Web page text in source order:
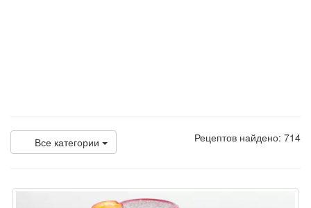
Все категории Рецептов найдено: 714